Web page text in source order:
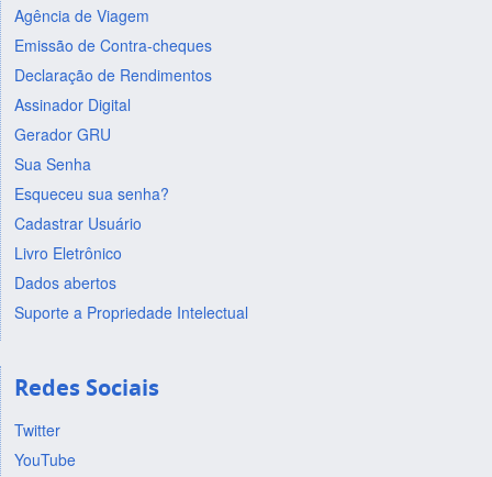
Agência de Viagem
Emissão de Contra-cheques
Declaração de Rendimentos
Assinador Digital
Gerador GRU
Sua Senha
Esqueceu sua senha?
Cadastrar Usuário
Livro Eletrônico
Dados abertos
Suporte a Propriedade Intelectual
Redes Sociais
Twitter
YouTube